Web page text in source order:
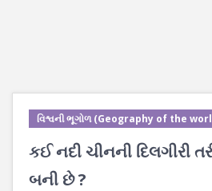
વિશ્વની ભૂગોળ (Geography of the
કઈ નદી ચીનની દિલગીરી
બની છે ?